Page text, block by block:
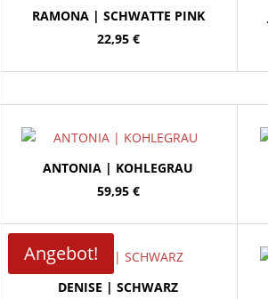
RAMONA | SCHWATTE PINK
22,95 €
ANTONIA | KOHLEGRAU
59,95 €
Angebot!
DENISE | SCHWARZ